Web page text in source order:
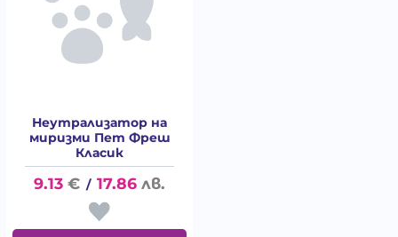
Неутрализатор на
миризми Пет Фреш
Класик
9.13 € / 17.86 лв.